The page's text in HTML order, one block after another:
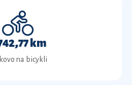
km
na bicykli